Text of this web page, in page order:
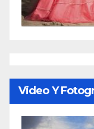
Video Y